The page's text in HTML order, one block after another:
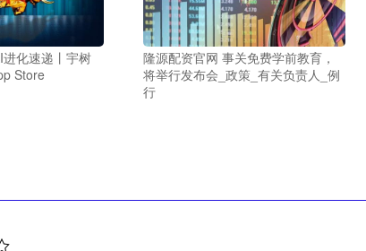
化速递丨宇树
Store
隆源配资官网 事关免费学前教育，
将举行发布会_政策_有关负责人_例
行